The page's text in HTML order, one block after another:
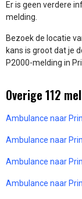
Er is geen verdere
melding.
Bezoek de locatie
kans is groot dat je
P2000-melding in
Overige 112
Ambulance naar
Ambulance naar
Ambulance naar
Ambulance naar